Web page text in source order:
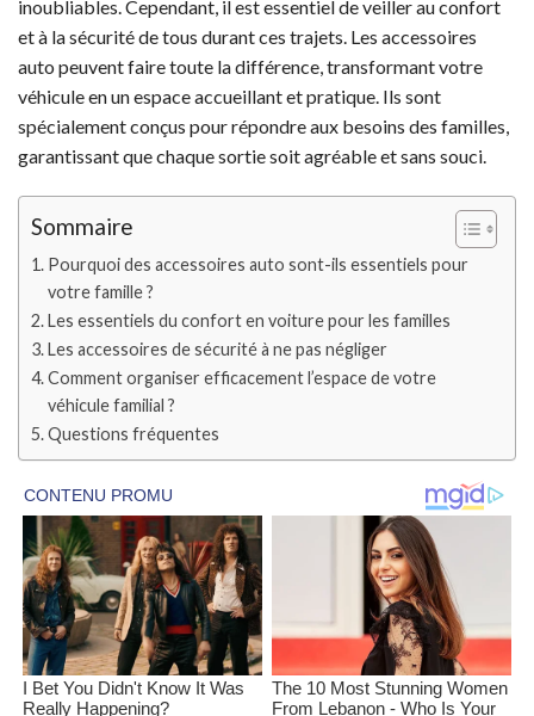
inoubliables. Cependant, il est essentiel de veiller au confort
et à la sécurité de tous durant ces trajets. Les accessoires
auto peuvent faire toute la différence, transformant votre
véhicule en un espace accueillant et pratique. Ils sont
spécialement conçus pour répondre aux besoins des familles,
garantissant que chaque sortie soit agréable et sans souci.
Sommaire
Pourquoi des accessoires auto sont-ils essentiels pour
votre famille ?
Les essentiels du confort en voiture pour les familles
Les accessoires de sécurité à ne pas négliger
Comment organiser efficacement l’espace de votre
véhicule familial ?
Questions fréquentes